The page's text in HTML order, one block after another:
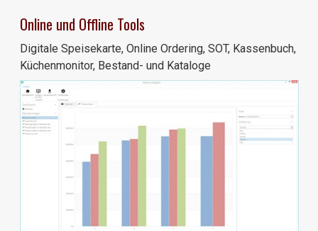
Online und Offline Tools
Digitale Speisekarte, Online Ordering, SOT, Kassenbuch,
Küchenmonitor, Bestand- und Kataloge